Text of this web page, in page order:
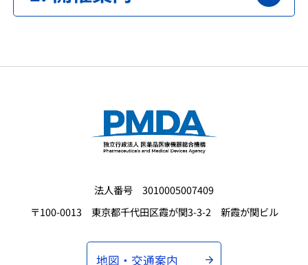
法人番号 3010005007409
〒100-0013 東京都千代田区霞が関3-3-2 新霞が関ビル
地図・交通案内